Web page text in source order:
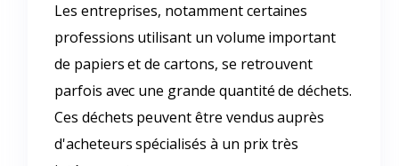
Les entreprises, notamment certaines
professions utilisant un volume important
de papiers et de cartons, se retrouvent
parfois avec une grande quantité de déchets.
Ces déchets peuvent être vendus auprès
d'acheteurs spécialisés à un prix très